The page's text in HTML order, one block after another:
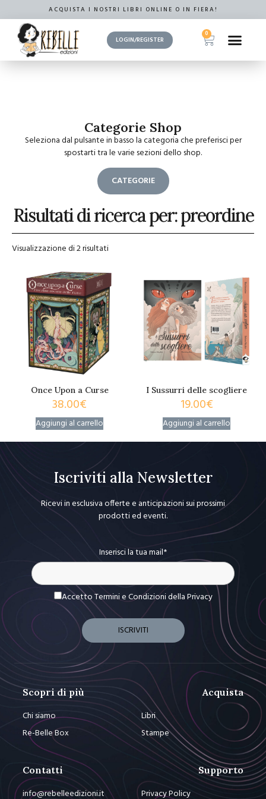
ACQUISTA I NOSTRI LIBRI ONLINE O IN FIERA!
LOGIN/REGISTER
0
Categorie Shop
Seleziona dal pulsante in basso la categoria che preferisci per
spostarti tra le varie sezioni dello shop.
CATEGORIE
Risultati di ricerca per: preordine
Visualizzazione di 2 risultati
Once Upon a Curse
38.00€
Aggiungi al carrello
I Sussurri delle scogliere
19.00€
Aggiungi al carrello
Iscriviti alla Newsletter
Ricevi in esclusiva offerte e anticipazioni sui prossimi
prodotti ed eventi.
Inserisci la tua mail*
Accetto Termini e Condizionidella Privacy
Scopri di più
Chi siamo
Re-Belle Box
Acquista
Libri
Stampe
Contatti
info@rebelleedizioni.it
Supporto
Privacy Policy